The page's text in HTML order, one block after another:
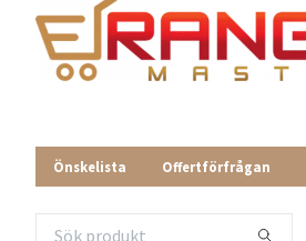
Önskelista Offertförfrågan